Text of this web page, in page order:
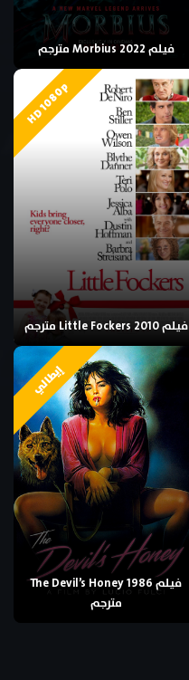
فيلم Morbius 2022 مترجم
HD 1080p
فيلم Little Fockers 2010 مترجم
إيطالي
فيلم The Devil’s Honey 1986
مترجم